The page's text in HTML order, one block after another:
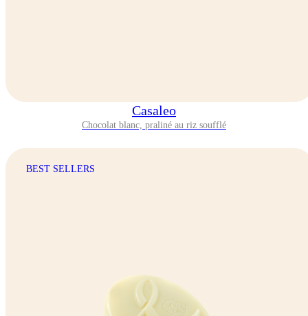
Casaleo
Chocolat blanc, praliné au riz soufflé
BEST SELLERS